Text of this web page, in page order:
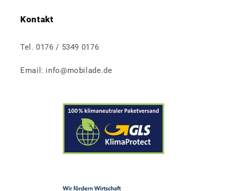
Kontakt
Tel. 0176 / 5349 0176
Email: info@mobilade.de